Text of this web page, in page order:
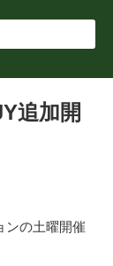
追加開
ンの土曜開催